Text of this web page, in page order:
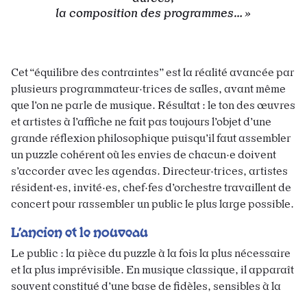
la composition des programmes…
Cet “équilibre des contraintes” est la réalité avancée par
plusieurs programmateur·trices de salles, avant même
que l’on ne parle de musique. Résultat : le ton des œuvres
et artistes à l’affiche ne fait pas toujours l’objet d’une
grande réflexion philosophique puisqu’il faut assembler
un puzzle cohérent où les envies de chacun·e doivent
s’accorder avec les agendas. Directeur·trices, artistes
résident·es, invité·es, chef·fes d’orchestre travaillent de
concert pour rassembler un public le plus large possible.
L’ancien et le nouveau
Le public : la pièce du puzzle à la fois la plus nécessaire
et la plus imprévisible. En musique classique, il apparaît
souvent constitué d’une base de fidèles, sensibles à la